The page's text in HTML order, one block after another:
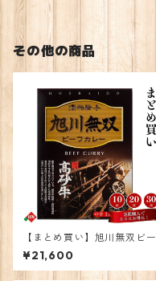
その他の商品
【まとめ買い】旭川無双ビー
フカレー30個
¥21,600